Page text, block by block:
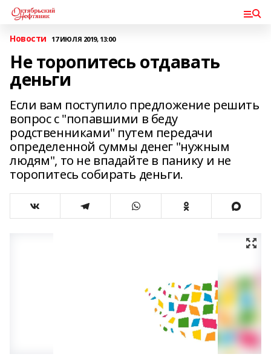
Новости 17 ИЮЛЯ 2019, 13:00
Не торопитесь отдавать
деньги
Если вам поступило предложение решить
вопрос с "попавшими в беду
родственниками" путем передачи
определенной суммы денег "нужным
людям", то не впадайте в панику и не
торопитесь собирать деньги.